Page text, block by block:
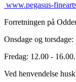
www.pegasus-
Forretningen på
Onsdage og
Fredag: 12.00 - 16.00.
Ved henvendelse